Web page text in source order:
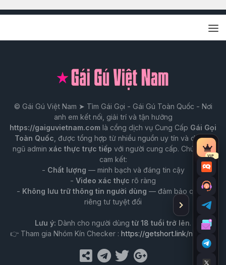
© Gái Gú Việt Nam ➤ Tìm Gái Gọi - Gái Gú Toàn Quốc - Nơi
anh em kết nối, giải trí và tận hưởng
https://gaiguvietnam.com là cổng dịch vụ Cung Cấp Gái Gọi
Toàn Quốc , được tổng hợp từ nhiều nguồn uy tín và do đội
ngũ admin xác thực trực tiếp với người cung cấp. Chúng tôi
cam kết:
- Chất lượng — minh bạch và đáng tin cậy
- Video xác thực rõ ràng
- Không lưu trữ thông tin người dùng — đảm bảo quyền
riêng tư tuyệt đối
Lưu ý: Dành cho người dùng từ 18 tuổi trở lên.
👉 Tham gia Nhóm Kín Checker : https://getshort.link/nhomkin
VIP
Tài
VIP
Trò
Tư
vấn
qua
Tư
vấn
qua
Email
kín
Ẩn
thanh
công
cụ